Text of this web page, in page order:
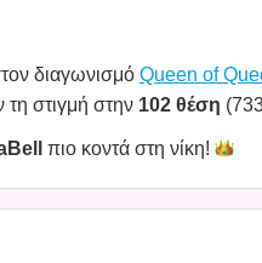
διαγωνισμό Queen of
τη στιγμή στην 102 θέση
πιο κοντά στη νίκη!